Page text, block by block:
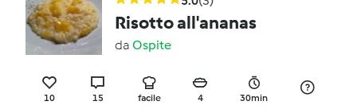
Risotto all'ananas
da Ospite
10 15 facile 4 30min